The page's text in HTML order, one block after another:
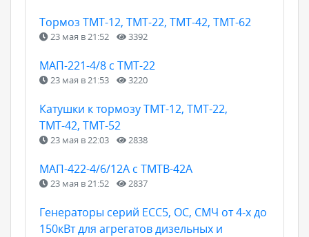
Тормоз ТМТ-12, ТМТ-22, ТМТ-42, ТМТ-62
23 мая в 21:52 3392
МАП-221-4/8 с ТМТ-22
23 мая в 21:53 3220
Катушки к тормозу ТМТ-12, ТМТ-22,
ТМТ-42, ТМТ-52
23 мая в 22:03 2838
МАП-422-4/6/12А с ТМТВ-42А
23 мая в 21:52 2837
Генераторы серий ЕСС5, ОС, СМЧ от 4-х до
150кВт для агрегатов дизельных и